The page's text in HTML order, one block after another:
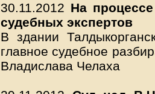
30.11.2012 На
судебных экспертов
В здании
главное судебное
Владислава Челаха